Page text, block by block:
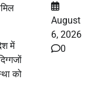
में
को
August
6, 2026
0